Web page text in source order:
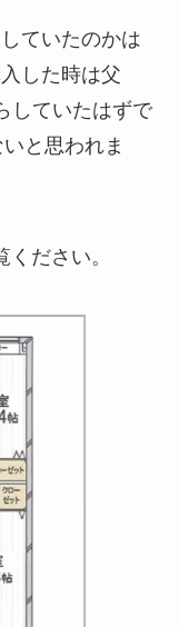
ていたのかは
した時は父
していたはずで
と思われま
ださい。